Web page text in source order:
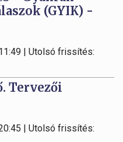
(GYIK) -
| Utolsó frissítés:
Tervezői
| Utolsó frissítés: